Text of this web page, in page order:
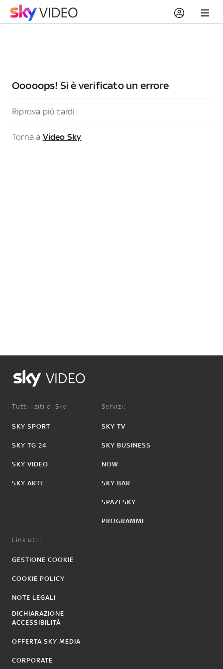
Ooooops! Si è verificato un errore
Riprova più tardi
Torna a Video Sky
VIDEO
Tutti i siti di Sky:
SKY SPORT
SKY TG 24
SKY VIDEO
SKY ARTE
Servizi:
SKY TV
SKY BUSINESS
NOW
SKY BAR
SPAZI SKY
PROGRAMMI
Link utili:
GESTIONE COOKIE
COOKIE POLICY
NOTE LEGALI
DICHIARAZIONE
ACCESSIBILITÀ
OFFERTA SKY MEDIA
CORPORATE